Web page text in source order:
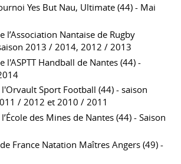
Yes But Nau, Ultimate (44) - Mai
l’Association Nantaise de Rugby
2013 / 2014, 2012 / 2013
l'ASPTT Handball de Nantes (44) -
Sport Football (44) - saison
/ 2012 et 2010 / 2011
des Mines de Nantes (44) - Saison
France Natation Maîtres Angers (49) -